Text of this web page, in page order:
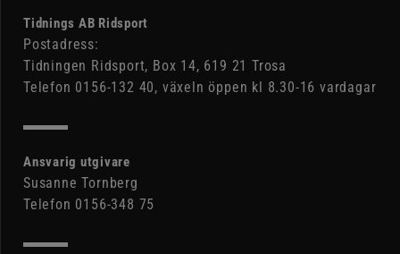
Tidnings AB Ridsport
Postadress:
Tidningen Ridsport, Box 14, 619 21 Trosa
Telefon 0156-132 40, växeln öppen kl 8.30-16 vardagar
Ansvarig utgivare
Susanne Tornberg
Telefon 0156-348 75